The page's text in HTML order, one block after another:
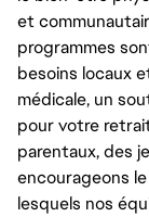
et
programmes
besoins locaux
médicale, un
pour votre
parentaux, des
encourageons
lesquels nos